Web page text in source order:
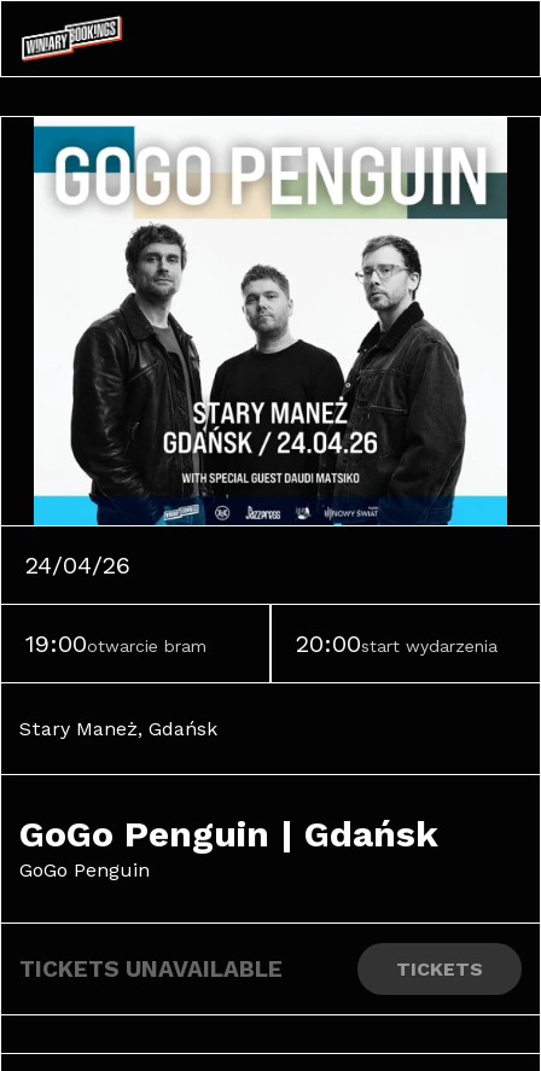
24/04/26
19:00otwarcie bram 20:00start wydarzenia
Stary Maneż, Gdańsk
GoGo Penguin | Gdańsk
GoGo Penguin
TICKETS UNAVAILABLE TICKETS